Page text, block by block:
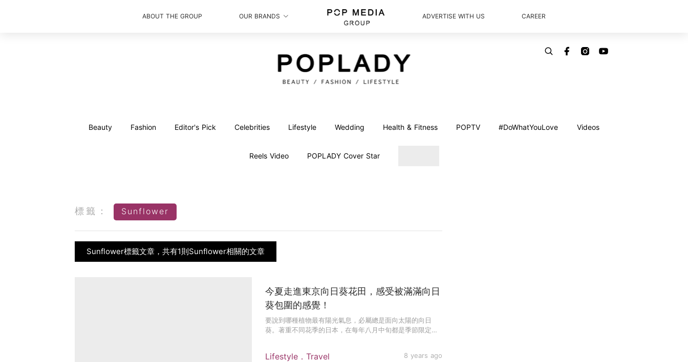
ABOUT THE GROUP OUR BRANDS ADVERTISE WITH US CAREER
Beauty Fashion Editor's Pick Celebrities Lifestyle Wedding Health & Fitness POPTV #DoWhatYouLove Videos
Reels Video POPLADY Cover Star
標籤： Sunflower
Sunflower標籤文章，共有1則Sunflower相關的文章
Lifestyle．Travel 8 years ago
今夏走進東京向日葵花田，感受被滿滿向日
葵包圍的感覺！
要說到哪種植物最有陽光氣息，必屬總是面向太陽的向日
葵。著重不同花季的日本，在每年八月中旬都是季節限定的